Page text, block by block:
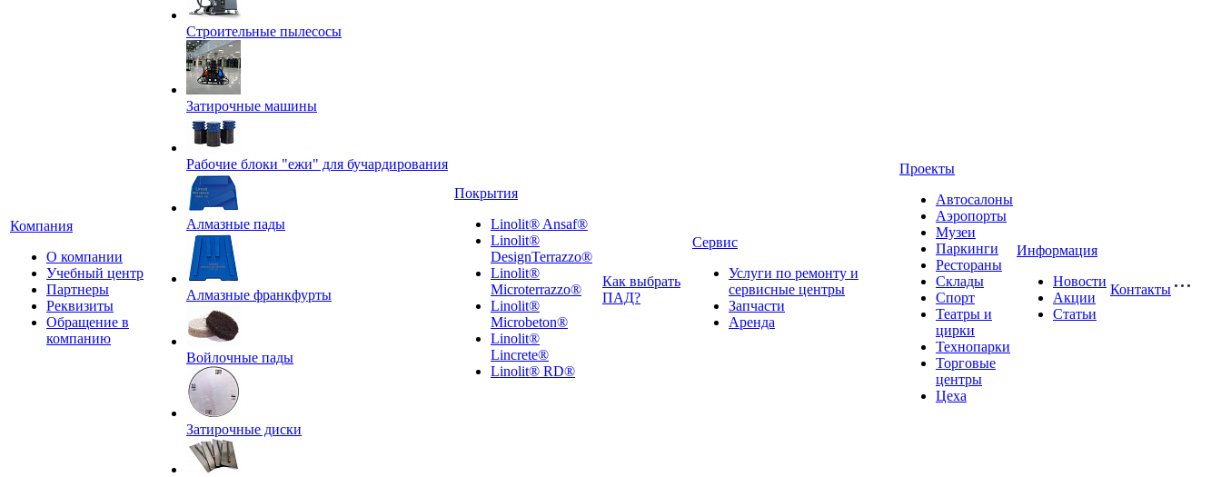
Компания
О компании
Учебный центр
Партнеры
Реквизиты
Обращение в
компанию
Строительные пылесосы
Затирочные машины
Рабочие блоки "ежи" для бучардирования
Алмазные пады
Алмазные франкфурты
Войлочные пады
Затирочные диски
Покрытия
Linolit® Ansaf®
Linolit®
DesignTerrazzo®
Linolit®
Microterrazzo®
Linolit®
Microbeton®
Linolit®
Lincrete®
Linolit® RD®
Как выбрать
ПАД?
Сервис
Услуги по ремонту и
сервисные центры
Запчасти
Аренда
Проекты
Автосалоны
Аэропорты
Музеи
Паркинги
Рестораны
Склады
Спорт
Театры и
цирки
Технопарки
Торговые
центры
Цеха
Информация
Новости
Акции
Статьи
Контакты